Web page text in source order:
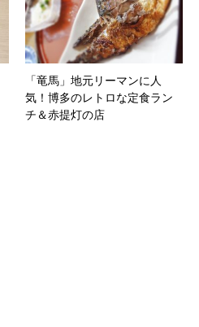
「竜馬」地元リーマンに人
気！博多のレトロな定食ラン
チ＆赤提灯の店